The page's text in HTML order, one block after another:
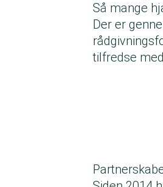
Så mange
Der er
tilfredse